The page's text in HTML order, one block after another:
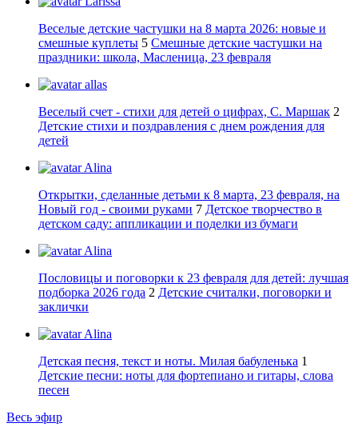
Веселые детские частушки на 8 марта 2026: новые и
смешные куплеты 5 Смешные детские частушки на
праздники: школа, Масленица, 23 февраля
allas
Веселый счет - стихи для детей о цифрах, С. Маршак 2
Детские стихи и поздравления с днем рождения для
детей
Alina
Открытки, сделанные детьми к 8 марта, 23 февраля, на
Новый год - своими руками 7 Детское творчество в
детском саду: аппликации и поделки из бумаги
Alina
Пословицы и поговорки к 23 февраля для детей: лучшая
подборка 2026 года 2 Детские считалки, поговорки и
заклички
Alina
Детская песня, текст и ноты. Милая бабуленька 1
Детские песни: ноты для фортепиано и гитары, слова
песен
Весь эфир